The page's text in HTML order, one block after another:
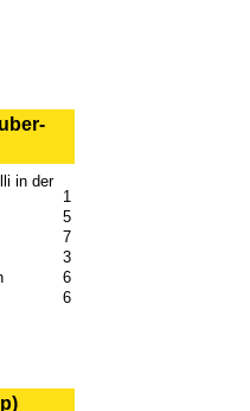
in der
1
5
7
3
6
6